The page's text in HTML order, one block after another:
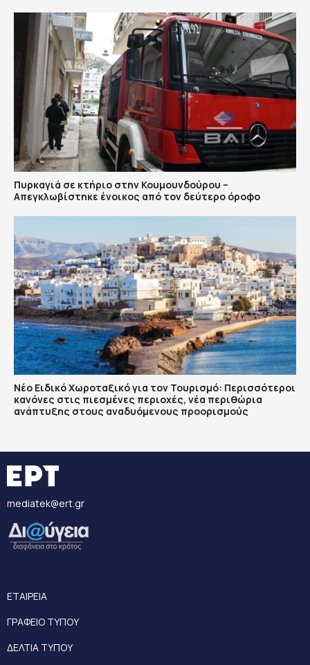
Πυρκαγιά σε κτήριο στην Κουμουνδούρου –
Απεγκλωβίστηκε ένοικος από τον δεύτερο όροφο
Νέο Ειδικό Χωροταξικό για τον Τουρισμό: Περισσότεροι
κανόνες στις πιεσμένες περιοχές, νέα περιθώρια
ανάπτυξης στους αναδυόμενους προορισμούς
mediatek@ert.gr
ΕΤΑΙΡΕΙΑ
ΓΡΑΦΕΙΟ ΤΥΠΟΥ
ΔΕΛΤΙΑ ΤΥΠΟΥ